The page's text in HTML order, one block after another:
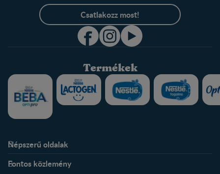
Csatlakozz most!
Termékek
Népszerű oldalak
Kapcsolat
Fontos közlemény